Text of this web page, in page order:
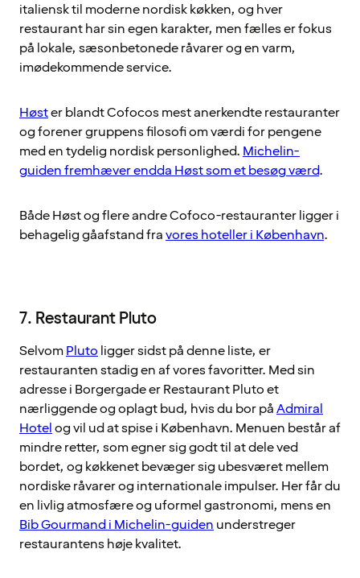
italiensk til moderne nordisk køkken, og hver
restaurant har sin egen karakter, men fælles er fokus
på lokale, sæsonbetonede råvarer og en varm,
imødekommende service.
Høster blandt Cofocos mest anerkendte restauranter
og forener gruppens filosofi om værdi for pengene
med en tydelig nordisk personlighed. Michelin-
guiden fremhæver endda Høst som et besøg værd.
Både Høst og flere andre Cofoco-restauranter ligger i
behagelig gåafstand fravores hoteller i København.
7. Restaurant Pluto
SelvomPluto ligger sidst på denne liste, er
restauranten stadig en af vores favoritter. Med sin
adresse i Borgergade er Restaurant Pluto et
nærliggende og oplagt bud, hvis du bor påAdmiral
Hotelog vil ud at spise i København. Menuen består af
mindre retter, som egner sig godt til at dele ved
bordet, og køkkenet bevæger sig ubesværet mellem
nordiske råvarer og internationale impulser. Her får du
en livlig atmosfære og uformel gastronomi, mens en
Bib Gourmand i Michelin-guiden understreger
restaurantens høje kvalitet.